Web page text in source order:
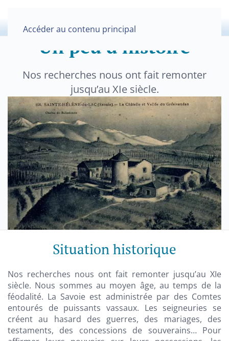
Accéder au contenu principal
Un peu d'histoire
Nos recherches nous ont fait remonter
jusqu’au XIe siècle.
Situation historique
Nos recherches nous ont fait remonter jusqu’au XIe
siècle. Nous sommes au moyen âge, au temps de la
féodalité. La Savoie est administrée par des Comtes
entourés de puissants vassaux. Les seigneuries se
créent au hasard des guerres, des mariages, des
testaments, des concessions de souverains… Pour